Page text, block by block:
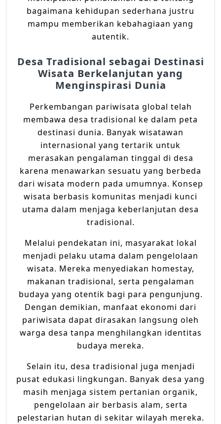
bagaimana kehidupan sederhana justru
mampu memberikan kebahagiaan yang
autentik.
Desa Tradisional sebagai Destinasi
Wisata Berkelanjutan yang
Menginspirasi Dunia
Perkembangan pariwisata global telah
membawa desa tradisional ke dalam peta
destinasi dunia. Banyak wisatawan
internasional yang tertarik untuk
merasakan pengalaman tinggal di desa
karena menawarkan sesuatu yang berbeda
dari wisata modern pada umumnya. Konsep
wisata berbasis komunitas menjadi kunci
utama dalam menjaga keberlanjutan desa
tradisional.
Melalui pendekatan ini, masyarakat lokal
menjadi pelaku utama dalam pengelolaan
wisata. Mereka menyediakan homestay,
makanan tradisional, serta pengalaman
budaya yang otentik bagi para pengunjung.
Dengan demikian, manfaat ekonomi dari
pariwisata dapat dirasakan langsung oleh
warga desa tanpa menghilangkan identitas
budaya mereka.
Selain itu, desa tradisional juga menjadi
pusat edukasi lingkungan. Banyak desa yang
masih menjaga sistem pertanian organik,
pengelolaan air berbasis alam, serta
pelestarian hutan di sekitar wilayah mereka.